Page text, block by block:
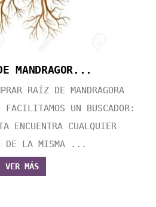
MANDRAGOR...
RAÍZ DE MANDRAGORA
UN BUSCADOR:
ENCUENTRA CUALQUIER
DE LA MISMA ...
VER MÁS